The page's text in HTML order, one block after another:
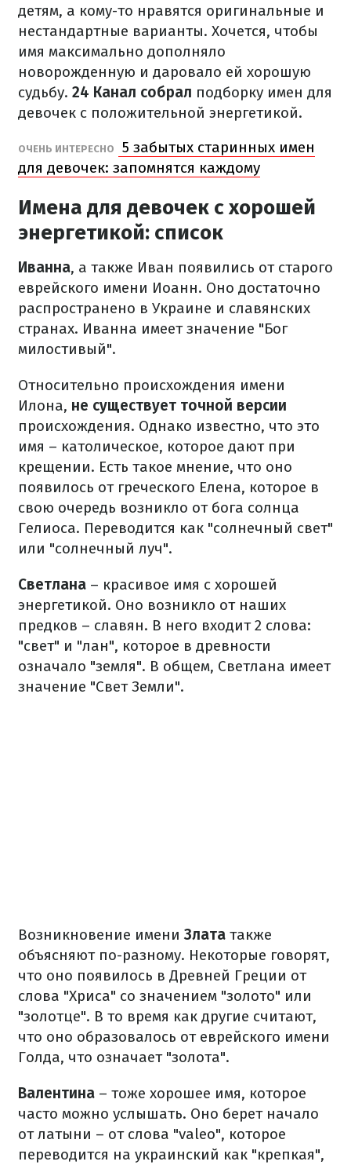
детям, а кому-то нравятся оригинальные и
нестандартные варианты. Хочется, чтобы
имя максимально дополняло
новорожденную и даровало ей хорошую
судьбу. 24 Канал собрал подборку имен для
девочек с положительной энергетикой.
ОЧЕНЬ ИНТЕРЕСНО
5 забытых старинных имен
для девочек: запомнятся каждому
Имена для девочек с хорошей
энергетикой: список
Иванна, а также Иван появились от старого
еврейского имени Иоанн. Оно достаточно
распространено в Украине и славянских
странах. Иванна имеет значение "Бог
милостивый".
Относительно происхождения имени
Илона, не существует точной версии
происхождения. Однако известно, что это
имя – католическое, которое дают при
крещении. Есть такое мнение, что оно
появилось от греческого Елена, которое в
свою очередь возникло от бога солнца
Гелиоса. Переводится как "солнечный свет"
или "солнечный луч".
Светлана – красивое имя с хорошей
энергетикой. Оно возникло от наших
предков – славян. В него входит 2 слова:
"свет" и "лан", которое в древности
означало "земля". В общем, Светлана имеет
значение "Свет Земли".
Возникновение имени Злата также
объясняют по-разному. Некоторые говорят,
что оно появилось в Древней Греции от
слова "Хриса" со значением "золото" или
"золотце". В то время как другие считают,
что оно образовалось от еврейского имени
Голда, что означает "золота".
Валентина – тоже хорошее имя, которое
часто можно услышать. Оно берет начало
от латыни – от слова "valeо", которое
переводится на украинский как "крепкая",